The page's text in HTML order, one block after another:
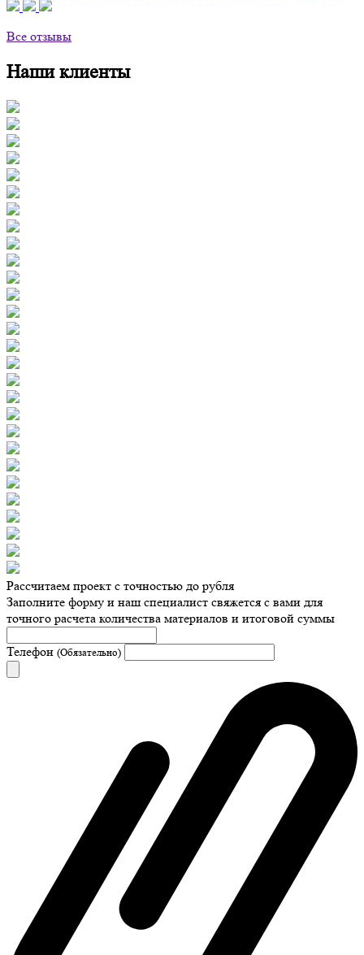
Все отзывы
Наши клиенты
Рассчитаем проект с точностью до рубля
Заполните форму и наш специалист свяжется с вами для
точного расчета количества материалов и итоговой суммы
Телефон (Обязательно)